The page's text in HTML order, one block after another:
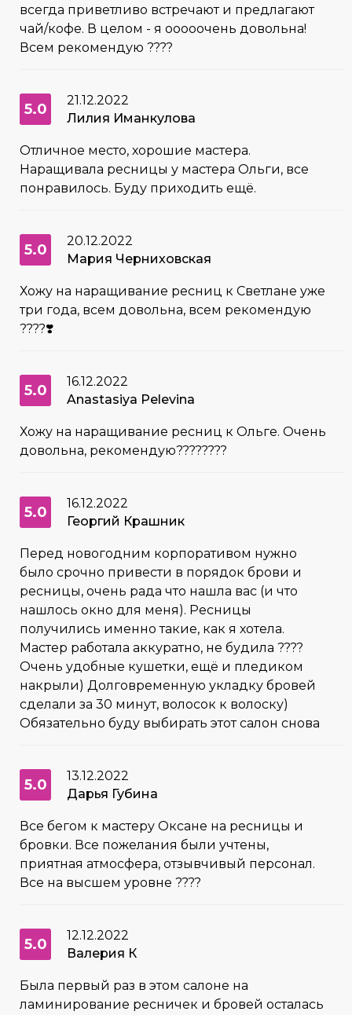
всегда приветливо встречают и предлагают
чай/кофе. В целом - я ооооочень довольна!
Всем рекомендую ????
5.0
21.12.2022
Лилия Иманкулова
Отличное место, хорошие мастера.
Наращивала ресницы у мастера Ольги, все
понравилось. Буду приходить ещё.
5.0
20.12.2022
Мария Черниховская
Хожу на наращивание ресниц к Светлане уже
три года, всем довольна, всем рекомендую
????❣️
5.0
16.12.2022
Anastasiya Pelevina
Хожу на наращивание ресниц к Ольге. Очень
довольна, рекомендую????????
5.0
16.12.2022
Георгий Крашник
Перед новогодним корпоративом нужно
было срочно привести в порядок брови и
ресницы, очень рада что нашла вас (и что
нашлось окно для меня). Ресницы
получились именно такие, как я хотела.
Мастер работала аккуратно, не будила ????
Очень удобные кушетки, ещё и пледиком
накрыли) Долговременную укладку бровей
сделали за 30 минут, волосок к волоску)
Обязательно буду выбирать этот салон снова
5.0
13.12.2022
Дарья Губина
Все бегом к мастеру Оксане на ресницы и
бровки. Все пожелания были учтены,
приятная атмосфера, отзывчивый персонал.
Все на высшем уровне ????
5.0
12.12.2022
Валерия К
Была первый раз в этом салоне на
ламинирование ресничек и бровей осталась